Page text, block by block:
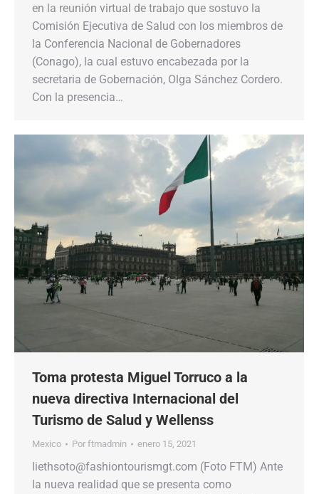
en la reunión virtual de trabajo que sostuvo la
Comisión Ejecutiva de Salud con los miembros de
la Conferencia Nacional de Gobernadores
(Conago), la cual estuvo encabezada por la
secretaria de Gobernación, Olga Sánchez Cordero.
Con la presencia…
Toma protesta Miguel Torruco a la
nueva directiva Internacional del
Turismo de Salud y Wellenss
Mexico Por ftmadmin enero 15, 2021
liethsoto@fashiontourismgt.com (Foto FTM) Ante
la nueva realidad que se presenta como